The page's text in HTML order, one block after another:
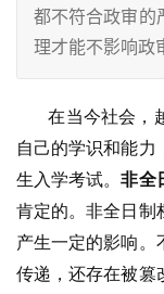
都不符合政审的
理才能不影响政
在当今社会，越
自己的学识和能力
生入学考试。非全
肯定的。非全日制
产生一定的影响。
传递，还存在被篡